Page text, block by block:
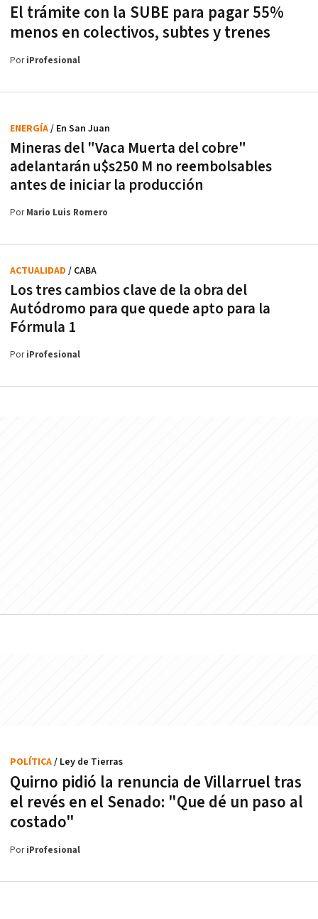
El trámite con la SUBE para pagar 55%
menos en colectivos, subtes y trenes
PoriProfesional
Mineras del "Vaca Muerta del cobre"
adelantarán u$s250 M no reembolsables
antes de iniciar la producción
ENERGÍA/ En San Juan
PorMario Luis Romero
Los tres cambios clave de la obra del
Autódromo para que quede apto para la
Fórmula 1
ACTUALIDAD / CABA
PoriProfesional
Quirno pidió la renuncia de Villarruel tras
el revés en el Senado: "Que dé un paso al
costado"
POLÍTICA/ Ley de Tierras
PoriProfesional